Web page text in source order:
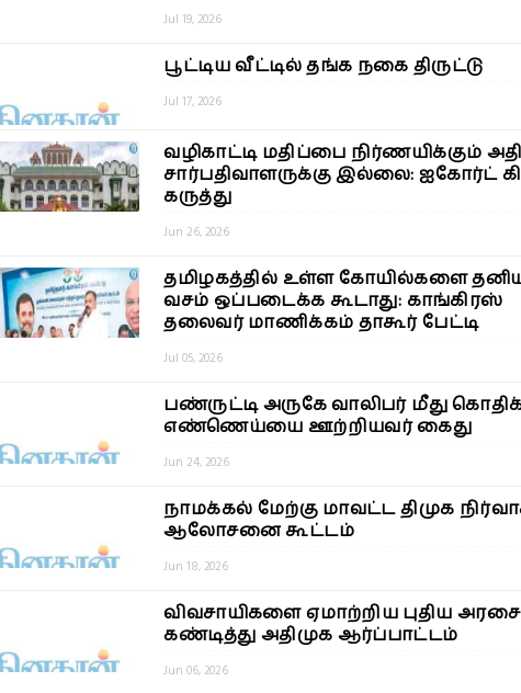
Jul 19, 2026
பூட்டிய வீட்டில் தங்க நகை திருட்டு
Jul 17, 2026
வழிகாட்டி மதிப்பை நிர்ணயிக்கும்
சார்பதிவாளருக்கு இல்லை: ஐகோர்ட்
கருத்து
Jun 26, 2026
தமிழகத்தில் உள்ள கோயில்களை
வசம் ஒப்படைக்க கூடாது: காங்கிரஸ்
தலைவர் மாணிக்கம் தாகூர் பேட்டி
Jul 05, 2026
பண்ருட்டி அருகே வாலிபர் மீது
எண்ணெய்யை ஊற்றியவர் கைது
Jun 24, 2026
நாமக்கல் மேற்கு மாவட்ட திமுக
ஆலோசனை கூட்டம்
Jun 18, 2026
விவசாயிகளை ஏமாற்றிய புதிய அரசை
கண்டித்து அதிமுக ஆர்ப்பாட்டம்
Jun 06, 2026